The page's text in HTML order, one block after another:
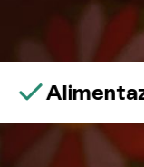
Alimentazione